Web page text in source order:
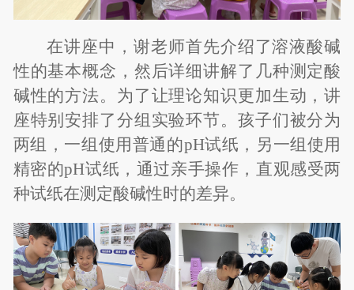
在讲座中，谢老师首先介绍了溶液酸碱
性的基本概念，然后详细讲解了几种测定酸
碱性的方法。为了让理论知识更加生动，讲
座特别安排了分组实验环节。孩子们被分为
两组，一组使用普通的pH试纸，另一组使用
精密的pH试纸，通过亲手操作，直观感受两
种试纸在测定酸碱性时的差异。